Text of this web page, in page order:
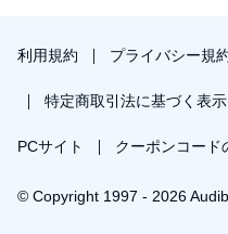
利用規約 プライバシー規
特定商取引法に基づく表示
PCサイト クーポンコード
© Copyright 1997 - 2026